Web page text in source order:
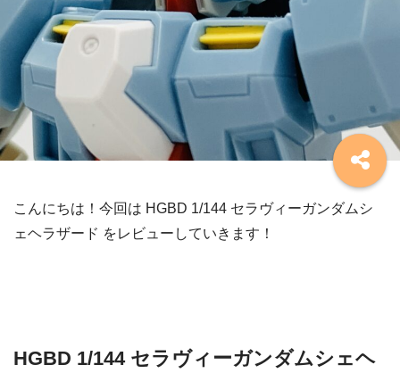
こんにちは！今回は HGBD 1/144 セラヴィーガンダムシ
ェヘラザード をレビューしていきます！
HGBD 1/144 セラヴィーガンダムシェヘ